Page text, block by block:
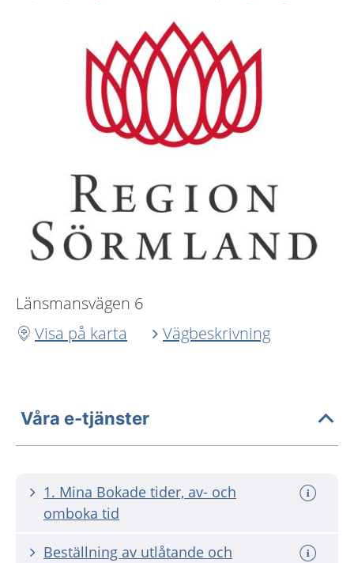
Länsmansvägen 6
Visa på karta
Vägbeskrivning
Våra e-tjänster
1. Mina Bokade tider, av- och
omboka tid
Beställning av utlåtande och